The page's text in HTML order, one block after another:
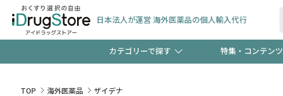
日本法人が運営 海外医薬品の個人輸入代行
カテゴリーで探す 特集・コンテンツ
TOP 海外医薬品 ザイデナ